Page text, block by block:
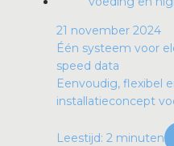
21 november 2024
Één systeem voor
speed data
Eenvoudig, flexibel
installatieconcept
Leestijd: 2 minuten